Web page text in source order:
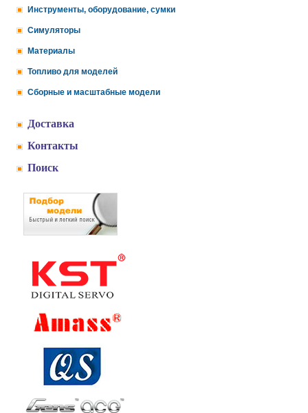
Инструменты, оборудование, сумки
Симуляторы
Материалы
Топливо для моделей
Сборные и масштабные модели
Доставка
Контакты
Поиск